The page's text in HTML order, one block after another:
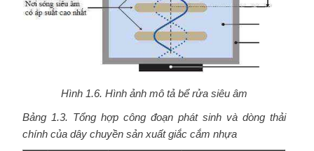
Hình 1.6. Hình ảnh mô tả bể rửa siêu âm
Bảng 1.3. Tổng hợp công đoạn phát sinh và dòng thải
chính của dây chuyền sản xuất giắc cắm nhựa